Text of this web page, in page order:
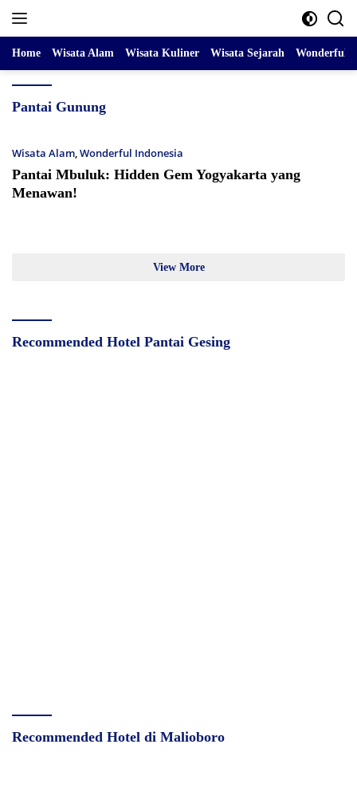
Home Wisata Alam Wisata Kuliner Wisata Sejarah Wonderful
Pantai Gunung
Wisata Alam,Wonderful Indonesia
Pantai Mbuluk: Hidden Gem Yogyakarta yang
Menawan!
View More
Recommended Hotel Pantai Gesing
Recommended Hotel di Malioboro